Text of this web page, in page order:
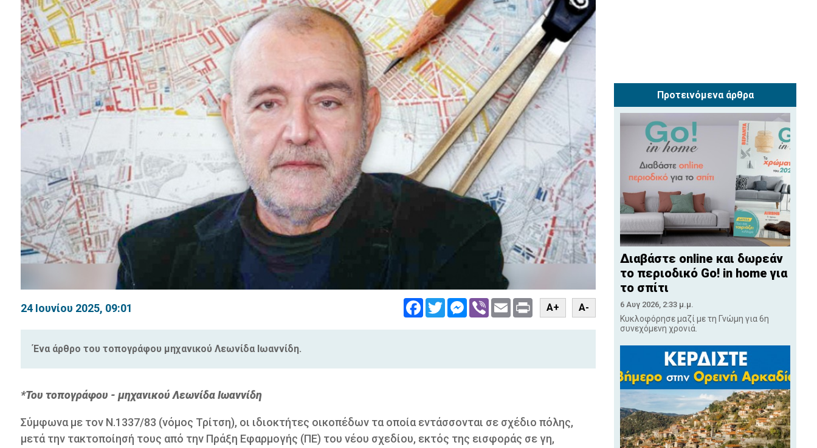
24 Ιουνίου 2025, 09:01 FacebookTwitterMessenger
Viber Email PrintA+ A-
Ένα άρθρο του τοπογράφου μηχανικού Λεωνίδα Ιωαννίδη.
*Του τοπογράφου - μηχανικού Λεωνίδα Ιωαννίδη
Σύμφωνα με τον Ν.1337/83 (νόμος Τρίτση), οι ιδιοκτήτες οικοπέδων τα οποία εντάσσονται σε σχέδιο πόλης,
μετά την τακτοποίησή τους από την Πράξη Εφαρμογής (ΠΕ) του νέου σχεδίου, εκτός της εισφοράς σε γη,
Προτεινόμενα άρθρα
Διαβάστε online και δωρεάν
το περιοδικό Go! in home για
το σπίτι
6 Αυγ 2026, 2:33 μ.μ.
Κυκλοφόρησε μαζί με τη Γνώμη για 6η
συνεχόμενη χρονιά.